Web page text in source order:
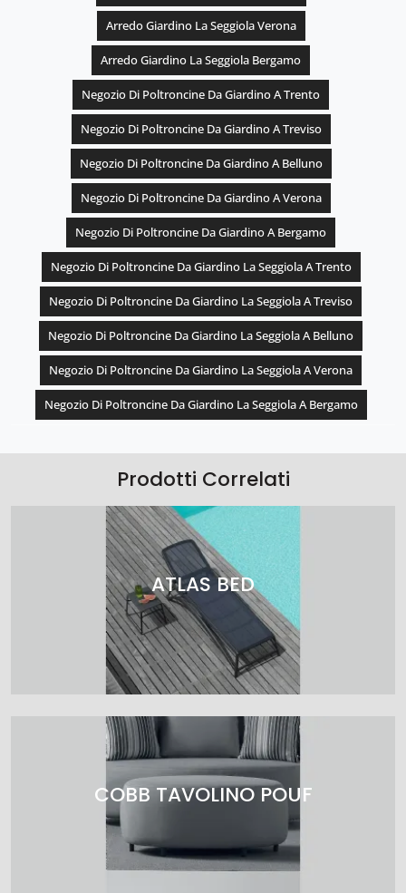
Arredo Giardino La Seggiola Verona
Arredo Giardino La Seggiola Bergamo
Negozio Di Poltroncine Da Giardino A Trento
Negozio Di Poltroncine Da Giardino A Treviso
Negozio Di Poltroncine Da Giardino A Belluno
Negozio Di Poltroncine Da Giardino A Verona
Negozio Di Poltroncine Da Giardino A Bergamo
Negozio Di Poltroncine Da Giardino La Seggiola A Trento
Negozio Di Poltroncine Da Giardino La Seggiola A Treviso
Negozio Di Poltroncine Da Giardino La Seggiola A Belluno
Negozio Di Poltroncine Da Giardino La Seggiola A Verona
Negozio Di Poltroncine Da Giardino La Seggiola A Bergamo
Prodotti Correlati
ATLAS BED
COBB TAVOLINO POUF